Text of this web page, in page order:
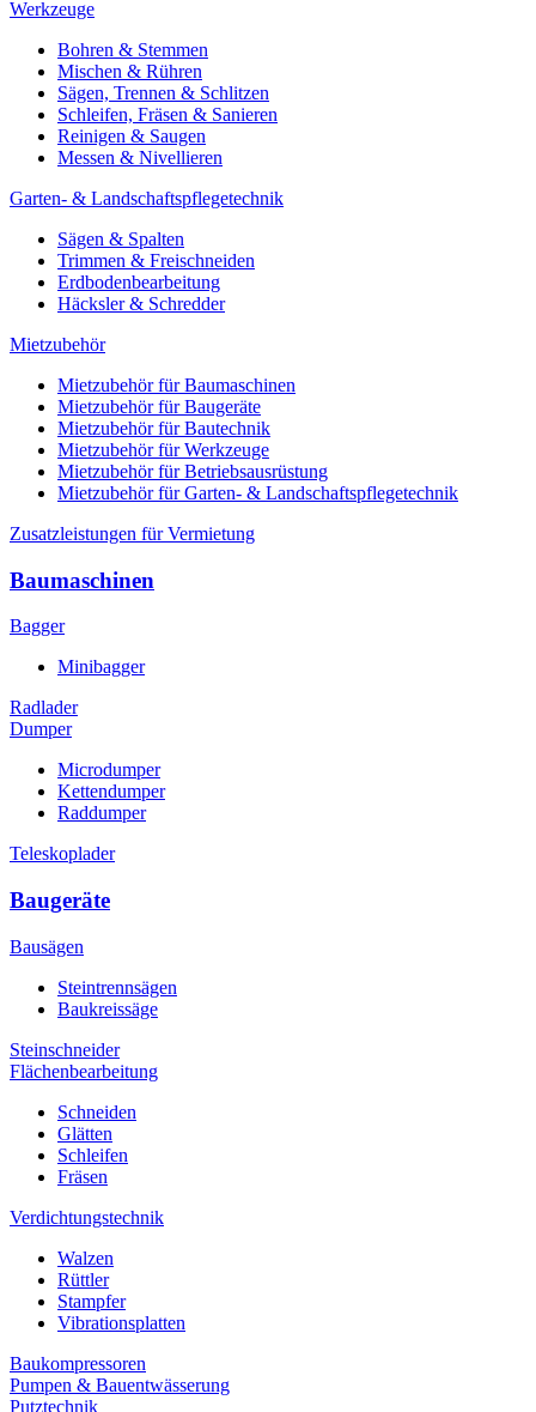
Werkzeuge
Bohren & Stemmen
Mischen & Rühren
Sägen, Trennen & Schlitzen
Schleifen, Fräsen & Sanieren
Reinigen & Saugen
Messen & Nivellieren
Garten- & Landschaftspflegetechnik
Sägen & Spalten
Trimmen & Freischneiden
Erdbodenbearbeitung
Häcksler & Schredder
Mietzubehör
Mietzubehör für Baumaschinen
Mietzubehör für Baugeräte
Mietzubehör für Bautechnik
Mietzubehör für Werkzeuge
Mietzubehör für Betriebsausrüstung
Mietzubehör für Garten- & Landschaftspflegetechnik
Zusatzleistungen für Vermietung
Baumaschinen
Bagger
Minibagger
Radlader
Dumper
Microdumper
Kettendumper
Raddumper
Teleskoplader
Baugeräte
Bausägen
Steintrennsägen
Baukreissäge
Steinschneider
Flächenbearbeitung
Schneiden
Glätten
Schleifen
Fräsen
Verdichtungstechnik
Walzen
Rüttler
Stampfer
Vibrationsplatten
Baukompressoren
Pumpen & Bauentwässerung
Putztechnik